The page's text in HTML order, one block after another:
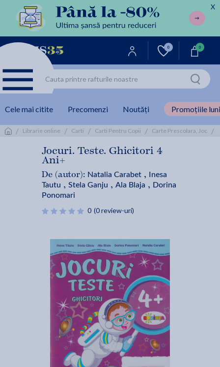
X
0 0
Cele mai citite Precomenzi Noutăți Promoțiile
/ Librarie online / Carti / Carti Pentru Copii / Carte Prescolara, Joc /
Jocuri. Teste. Ghicitori 4
Ani+
De (autor): Natalia Carabet, Inesa
Tautu , Stela Ganju , Ala Blaja , Dorina
Ponomari
0 (0 review-uri)